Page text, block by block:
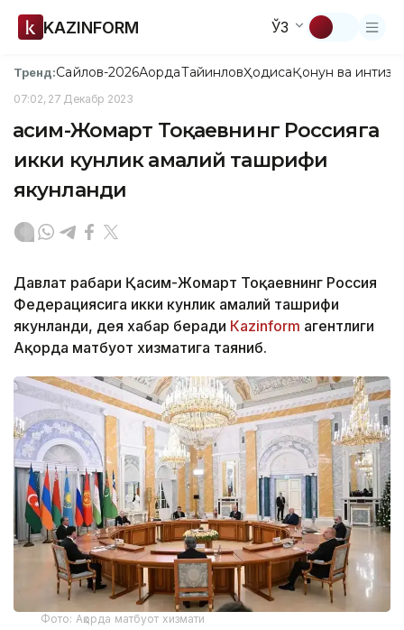
KAZINFORM ЎЗ
Тренд:Сайлов-2026АқордаТайинловҲодисаҚонун ва
07:02, 27 Декабр 2023
Қасим-Жомарт Тоқаевнинг Россияга
икки кунлик амалий ташрифи
якунланди
Давлат раҳбари Қасим-Жомарт Тоқаевнинг Россия
Федерациясига икки кунлик амалий ташрифи
якунланди, дея хабар беради Каzinform агентлиги
Ақорда матбуот хизматига таяниб.
Фото: Ақорда матбуот хизмати